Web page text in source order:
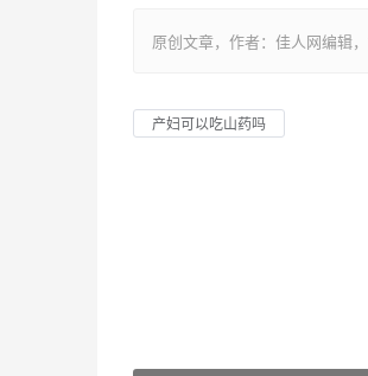
原创文章，作者：佳人网编辑
产妇可以吃山药吗